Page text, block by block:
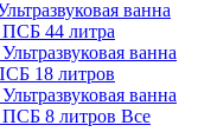
ванна
ПСБ 44 литра
Ультразвуковая ванна
18 литров
Ультразвуковая ванна
ПСБ 8 литров Все